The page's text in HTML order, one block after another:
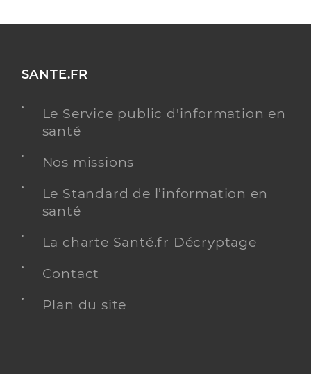
SANTE.FR
Le Service public d'information en
santé
Nos missions
Le Standard de l’information en
santé
La charte Santé.fr Décryptage
Contact
Plan du site